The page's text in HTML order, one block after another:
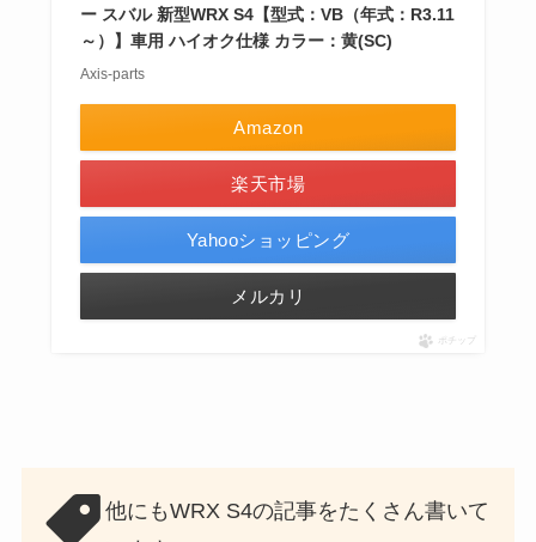
ー スバル 新型WRX S4【型式：VB（年式：R3.11
～）】車用 ハイオク仕様 カラー：黄(SC)
Axis-parts
Amazon
楽天市場
Yahooショッピング
メルカリ
ポチップ
他にもWRX S4の記事をたくさん書いて